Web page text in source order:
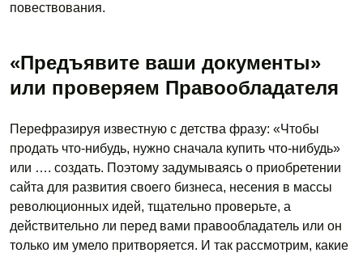
повествования.
«Предъявите ваши документы»
или проверяем Правообладателя
Перефразируя известную с детства фразу: «Чтобы
продать что-нибудь, нужно сначала купить что-нибудь»
или …. создать. Поэтому задумываясь о приобретении
сайта для развития своего бизнеса, несения в массы
революционных идей, тщательно проверьте, а
действительно ли перед вами правообладатель или он
только им умело притворяется. И так рассмотрим, какие